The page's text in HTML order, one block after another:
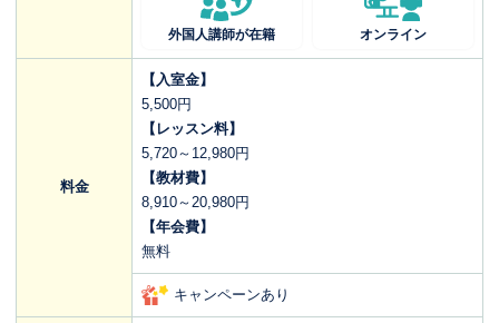
外国人講師が在籍 オンライン
料金
【入室金】
5,500円
【レッスン料】
5,720～12,980円
【教材費】
8,910～20,980円
【年会費】
無料
キャンペーンあり